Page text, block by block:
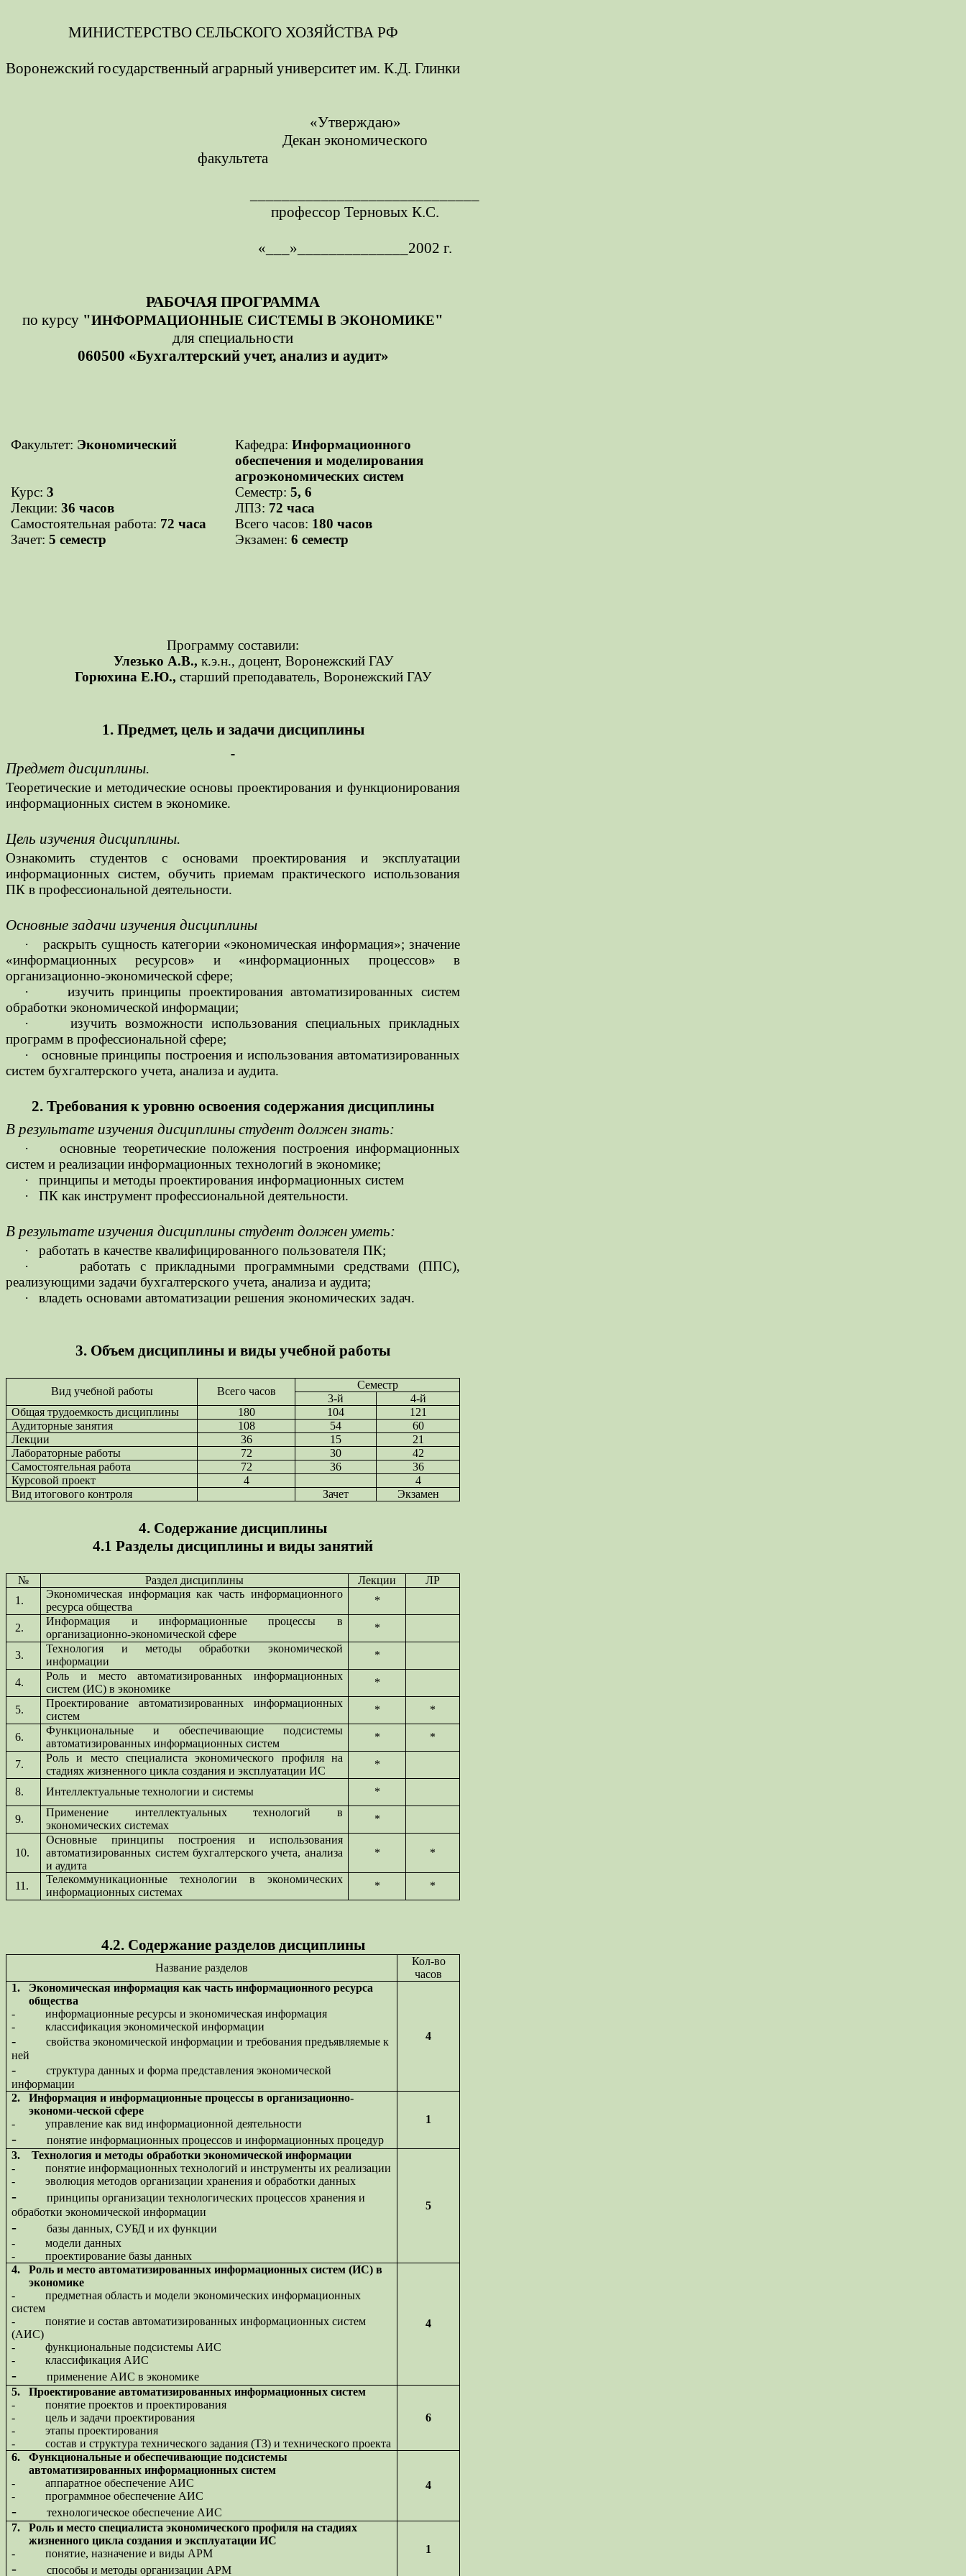
МИНИСТЕРСТВО СЕЛЬСКОГО ХОЗЯЙСТВА РФ
Воронежский государственный аграрный университет им. К.Д. Глинки
«Утверждаю»
Декан экономического
факультета
профессор Терновых К.С.
«___»______________2002 г.
РАБОЧАЯ ПРОГРАММА
по курсу "ИНФОРМАЦИОННЫЕ СИСТЕМЫ В ЭКОНОМИКЕ"
для специальности
060500 «Бухгалтерский учет, анализ и аудит»
Факультет: Экономический Кафедра:Информационного
обеспечения и моделирования
агроэкономических систем
Курс:3 Семестр:5, 6
Лекции:36 часов ЛПЗ: 72 часа
Самостоятельная работа: 72 часа Всего часов: 180 часов
Зачет:5 семестр Экзамен:6 семестр
Программу составили:
Улезько А.В., к.э.н., доцент, Воронежский ГАУ
Горюхина Е.Ю., старший преподаватель, Воронежский ГАУ
1. Предмет, цель и задачи дисциплины
Предмет дисциплины.
Теоретические и методические основы проектирования и функционирования
информационных систем в экономике.
Цель изучения дисциплины.
Ознакомить студентов с основами проектирования и эксплуатации
информационных систем, обучить приемам практического использования
ПК в профессиональной деятельности.
Основные задачи изучения дисциплины
·
раскрыть сущность категории «экономическая информация»; значение
«информационных ресурсов» и «информационных процессов» в
организационно-экономической сфере;
·
изучить принципы проектирования автоматизированных систем
обработки экономической информации;
·
изучить возможности использования специальных прикладных
программ в профессиональной сфере;
·
основные принципы построения и использования автоматизированных
систем бухгалтерского учета, анализа и аудита.
2. Требования к уровню освоения содержания дисциплины
В результате изучения дисциплины студент должен знать:
·
основные теоретические положения построения информационных
систем и реализации информационных технологий в экономике;
·
принципы и методы проектирования информационных систем
·
ПК как инструмент профессиональной деятельности.
В результате изучения дисциплины студент должен уметь:
·
работать в качестве квалифицированного пользователя ПК;
·
работать с прикладными программными средствами (ППС),
реализующими задачи бухгалтерского учета, анализа и аудита;
·
владеть основами автоматизации решения экономических задач.
3. Объем дисциплины и виды учебной работы
Вид учебной работы Всего часов
Семестр
3-й
4-й
Общая трудоемкость дисциплины
180 104
121
Аудиторные занятия
108 54
60
Лекции
36 15
21
Лабораторные работы
72 30
42
Самостоятельная работа
72 36
36
Курсовой проект
4
4
Вид итогового контроля
Зачет Экзамен
4. Содержание дисциплины
4.1 Разделы дисциплины и виды занятий
№ Раздел дисциплины Лекции
ЛР
1.
Экономическая информация как часть информационного
ресурса общества
*
2.
Информация и информационные процессы в
организационно-экономической сфере
*
3.
Технология и методы обработки экономической
информации
*
4.
Роль и место автоматизированных информационных
систем (ИС) в экономике
*
5.
Проектирование автоматизированных информационных
систем
* *
6.
Функциональные и обеспечивающие подсистемы
автоматизированных информационных систем
* *
7.
Роль и место специалиста экономического профиля на
стадиях жизненного цикла создания и эксплуатации ИС
*
8. Интеллектуальные технологии и системы *
9.
Применение интеллектуальных технологий в
экономических системах
*
10.
Основные принципы построения и использования
автоматизированных систем бухгалтерского учета, анализа
и аудита
* *
11.
Телекоммуникационные технологии в экономических
информационных системах
* *
4.2. Содержание разделов дисциплины
Название разделов
Кол-во
часов
1.
Экономическая информация как часть информационного ресурса
общества
-
информационные ресурсы и экономическая информация
-
классификация экономической информации
-
свойства экономической информации и требования предъявляемые к
ней
-
структура данных и форма представления экономической
информации
4
2.
Информация и информационные процессы в организационно-
экономи-ческой сфере
-
управление как вид информационной деятельности
- понятие информационных процессов и информационных процедур
1
3.
Технология и методы обработки экономической информации
-
понятие информационных технологий и инструменты их реализации
-
эволюция методов организации хранения и обработки данных
-
принципы организации технологических процессов хранения и
обработки экономической информации
-
базы данных, СУБД и их функции
-
модели данных
-
проектирование базы данных
5
4.
Роль и место автоматизированных информационных систем (ИС) в
экономике
-
предметная область и модели экономических информационных
систем
-
понятие и состав автоматизированных информационных систем
(АИС)
-
функциональные подсистемы АИС
-
классификация АИС
- применение АИС в экономике
4
5.
Проектирование автоматизированных информационных систем
-
понятие проектов и проектирования
-
цель и задачи проектирования
-
этапы проектирования
-
состав и структура технического задания (ТЗ) и технического проекта
6
6.
Функциональные и обеспечивающие подсистемы
автоматизированных информационных систем
-
аппаратное обеспечение АИС
-
программное обеспечение АИС
- технологическое обеспечение АИС
4
7.
Роль и место специалиста экономического профиля на стадиях
жизненного цикла создания и эксплуатации ИС
-
понятие, назначение и виды АРМ
- способы и методы организации АРМ
1